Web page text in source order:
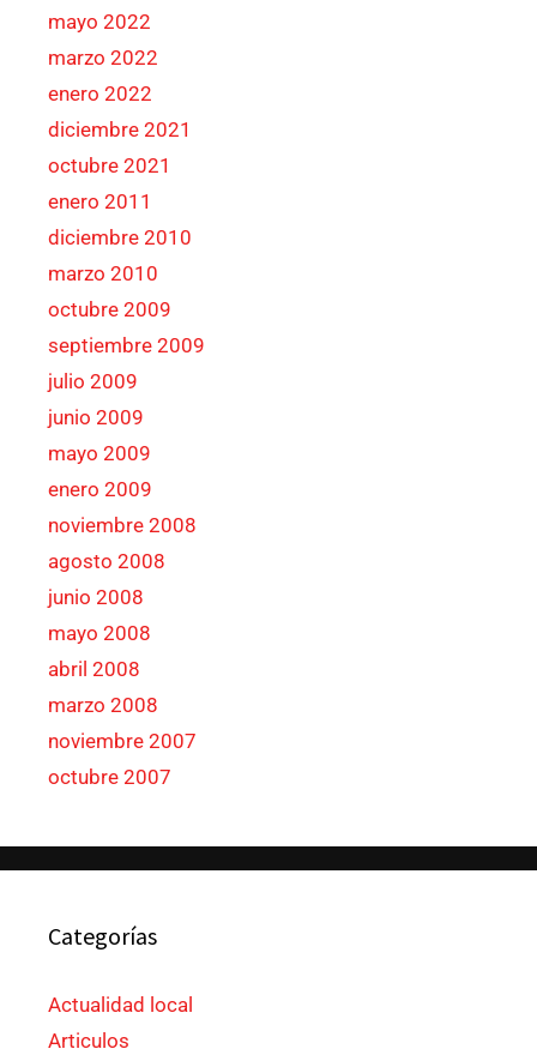
mayo 2022
marzo 2022
enero 2022
diciembre 2021
octubre 2021
enero 2011
diciembre 2010
marzo 2010
octubre 2009
septiembre 2009
julio 2009
junio 2009
mayo 2009
enero 2009
noviembre 2008
agosto 2008
junio 2008
mayo 2008
abril 2008
marzo 2008
noviembre 2007
octubre 2007
Categorías
Actualidad local
Articulos